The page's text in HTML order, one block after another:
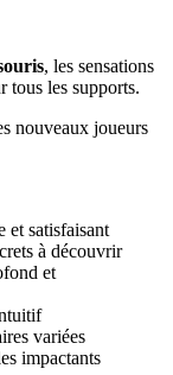
, les sensations
tous les supports.
nouveaux joueurs
et satisfaisant
à découvrir
et
variées
impactants